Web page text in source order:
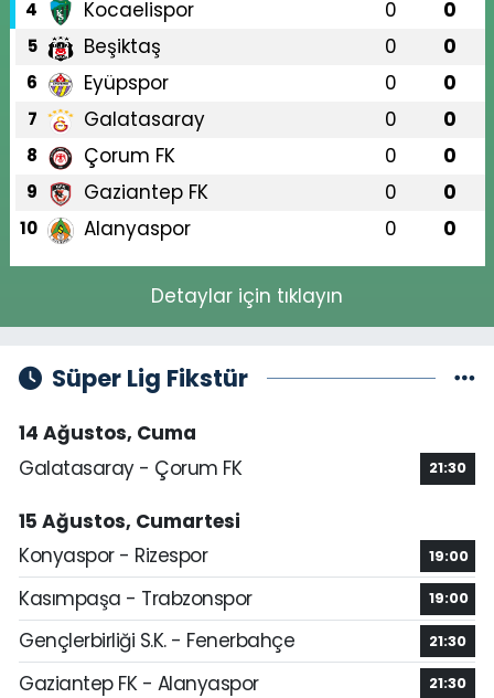
4 Kocaelispor 0 0
5 Beşiktaş 0 0
6 Eyüpspor 0 0
7 Galatasaray 0 0
8 Çorum FK 0 0
9 Gaziantep FK 0 0
10 Alanyaspor 0 0
Detaylar için tıklayın
Süper Lig Fikstür
14 Ağustos, Cuma
Galatasaray - Çorum FK
21:30
15 Ağustos, Cumartesi
Konyaspor - Rizespor
19:00
Kasımpaşa - Trabzonspor 19:00
Gençlerbirliği S.K. - Fenerbahçe 21:30
Gaziantep FK - Alanyaspor 21:30